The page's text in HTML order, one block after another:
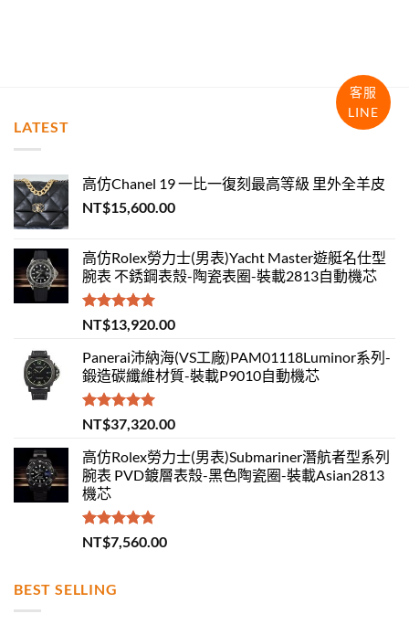
LATEST
高仿Chanel 19 一比一復刻最高等級 里外全羊皮
NT$15,600.00
高仿Rolex勞力士(男表)Yacht Master遊艇名仕型
腕表 不銹鋼表殼-陶瓷表圈-裝載2813自動機芯
評分5.00
滿分 5
NT$13,920.00
Panerai沛納海(VS工廠)PAM01118Luminor系列-
鍛造碳纖維材質-裝載P9010自動機芯
評分5.00
滿分 5
NT$37,320.00
高仿Rolex勞力士(男表)Submariner潛航者型系列
腕表 PVD鍍層表殼-黑色陶瓷圈-裝載Asian2813
機芯
評分 5.00
滿分 5
NT$7,560.00
BEST SELLING
客服
LINE